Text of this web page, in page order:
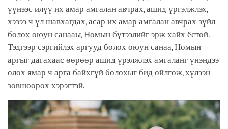
үүнээс илүү их амар амгалан авчрах, ашид үргэлжлэх,
хэзээ ч үл шавхагдах, асар их амар амгалан авчрах зүйл
болох оюун санааы, Номын бүтээлийг эрж хайх ёстой.
Тэдгээр сэргийлэх аргууд болох оюун санаа, Номын
аргыг дагахаас өөрөөр ашид үрэлжлэх амгаланг үнэндээ
олох ямар ч арга байхгүй болохыг бид ойлгож, хүлээн
зөвшөөрөх хэрэгтэй.